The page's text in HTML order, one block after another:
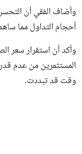
وأضاف الفقي أن
أحجام التداول مما
وأكد أن استقرار سعر
المستثمرين من عدم
وقت قد تبددت.